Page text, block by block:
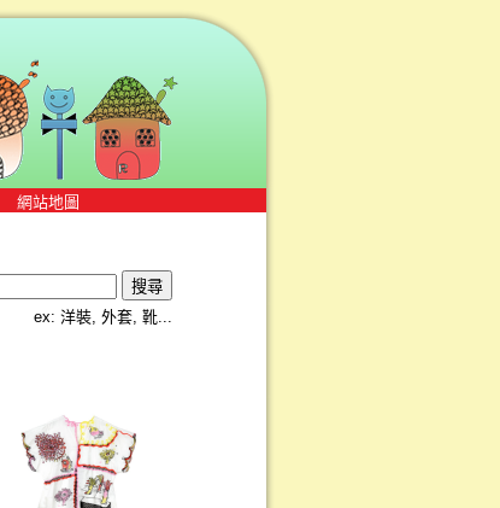
網站地圖
ex: 洋裝, 外套, 靴...